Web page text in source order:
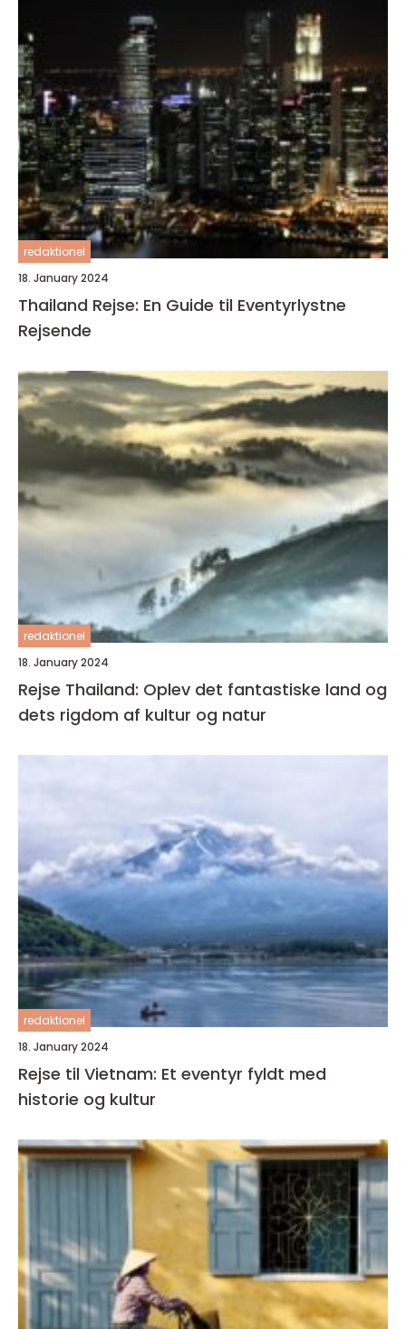
redaktionel
18. January 2024
Thailand Rejse: En Guide til Eventyrlystne
Rejsende
redaktionel
18. January 2024
Rejse Thailand: Oplev det fantastiske land og
dets rigdom af kultur og natur
redaktionel
18. January 2024
Rejse til Vietnam: Et eventyr fyldt med
historie og kultur